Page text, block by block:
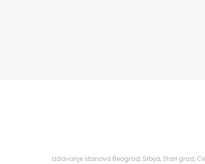
Izdavanje stanova Beograd, Srbija, Stari grad,